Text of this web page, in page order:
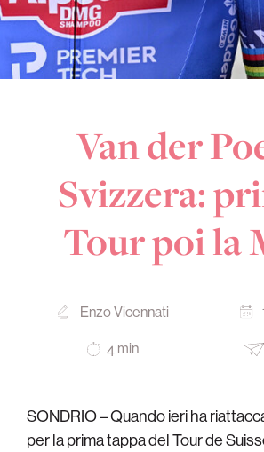
Van der
Svizzera:
Tour poi la
Enzo Vicennati
4 min
SONDRIO – Quando ieri ha
per la prima tappa del Tour de